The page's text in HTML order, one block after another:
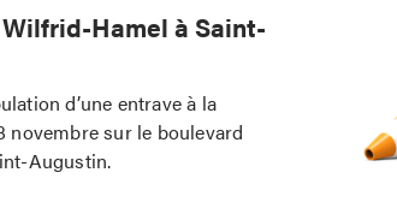
Hamel à Saint-
d’une entrave à la
sur le boulevard
Augustin.